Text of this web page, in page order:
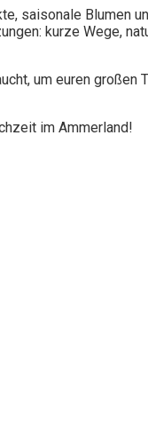
saisonale Blumen
kurze Wege,
um euren großen
im Ammerland!